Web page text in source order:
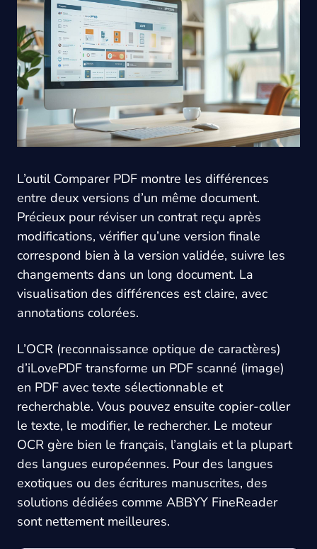
L’outil Comparer PDF montre les différences
entre deux versions d’un même document.
Précieux pour réviser un contrat reçu après
modifications, vérifier qu’une version finale
correspond bien à la version validée, suivre les
changements dans un long document. La
visualisation des différences est claire, avec
annotations colorées.
L’OCR (reconnaissance optique de caractères)
d’iLovePDF transforme un PDF scanné (image)
en PDF avec texte sélectionnable et
recherchable. Vous pouvez ensuite copier-coller
le texte, le modifier, le rechercher. Le moteur
OCR gère bien le français, l’anglais et la plupart
des langues européennes. Pour des langues
exotiques ou des écritures manuscrites, des
solutions dédiées comme ABBYY FineReader
sont nettement meilleures.